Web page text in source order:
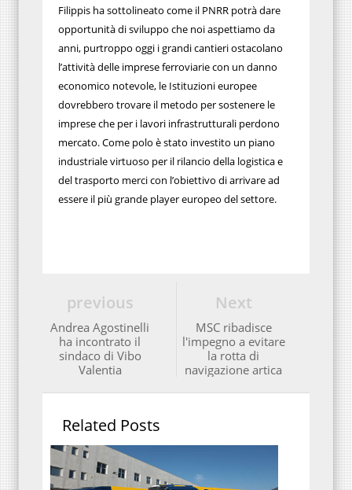
Filippis ha sottolineato come il PNRR potrà dare
opportunità di sviluppo che noi aspettiamo da
anni, purtroppo oggi i grandi cantieri ostacolano
l’attività delle imprese ferroviarie con un danno
economico notevole, le Istituzioni europee
dovrebbero trovare il metodo per sostenere le
imprese che per i lavori infrastrutturali perdono
mercato. Come polo è stato investito un piano
industriale virtuoso per il rilancio della logistica e
del trasporto merci con l’obiettivo di arrivare ad
essere il più grande player europeo del settore.
Next
MSC ribadisce
l'impegno a evitare
la rotta di
navigazione artica
previous
Andrea Agostinelli
ha incontrato il
sindaco di Vibo
Valentia
Related Posts